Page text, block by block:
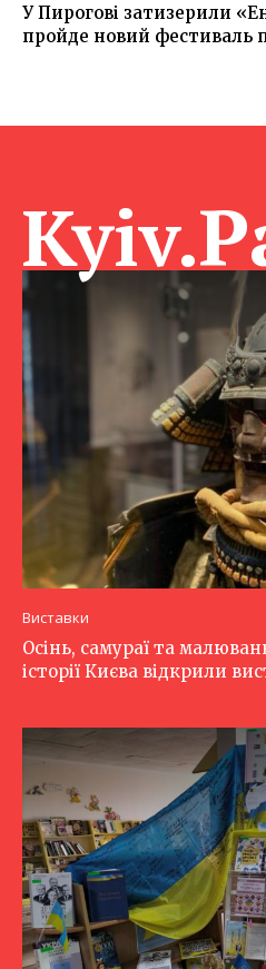
У Пирогові затизерили
пройде новий фестиваль
Виставки
Осінь, самураї та
історії Києва відкрили